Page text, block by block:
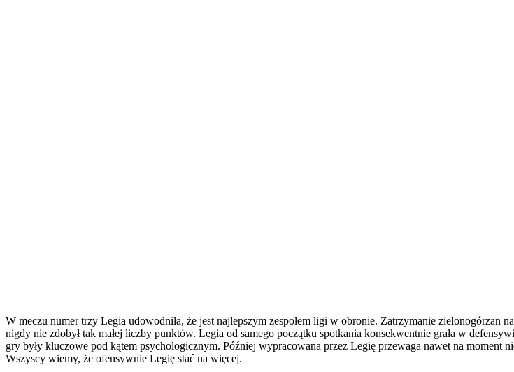
W meczu numer trzy Legia udowodniła, że jest najlepszym zespołem ligi w obronie. Zatrzymanie zielonogórzan
nigdy nie zdobył tak małej liczby punktów. Legia od samego początku spotkania konsekwentnie grała w
gry były kluczowe pod kątem psychologicznym. Później wypracowana przez Legię przewaga nawet na
Wszyscy wiemy, że ofensywnie Legię stać na więcej.